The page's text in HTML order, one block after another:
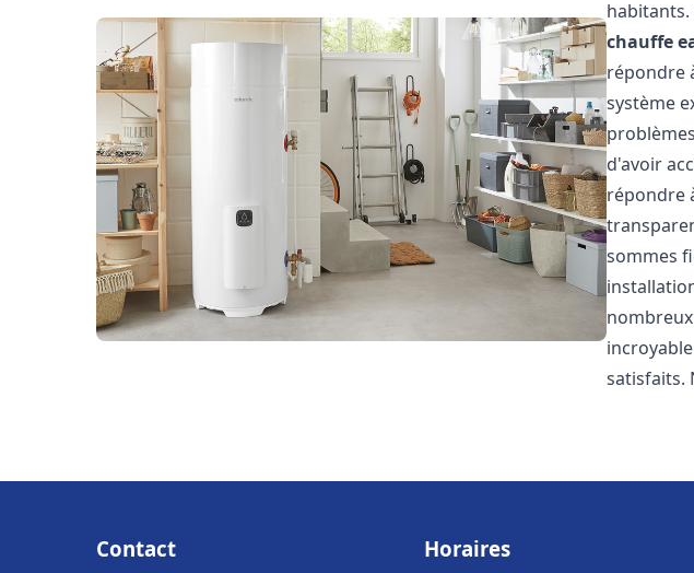
chauffe
répondre
système
d'avoir
répondre
sommes
satisfaits.
Contact Horaires